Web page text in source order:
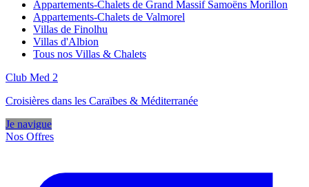
Appartements-Chalets de Grand Massif Samoëns Morillon
Appartements-Chalets de Valmorel
Villas de Finolhu
Villas d'Albion
Tous nos Villas & Chalets
Club Med 2
Croisières dans les Caraïbes & Méditerranée
Je navigue
Nos Offres